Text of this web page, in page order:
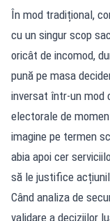
În mod tradițional,
cu un singur scop
oricât de incomod,
pună pe masa
inversat într-un mod
electorale de
imagine pe termen
abia apoi cer
să le justifice
Când analiza de
validare a deciziilor